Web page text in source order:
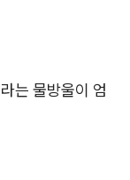
는 물방울이 엄